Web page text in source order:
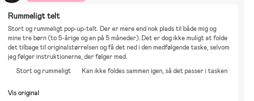
Rummeligt telt
Stort og rummeligt pop-up-telt. Der er mere end nok plads til både mig og
mine tre børn (to 5-årige og en på 5 måneder). Det er dog ikke muligt at folde
det tilbage til originalstørrelsen og få det ned i den medfølgende taske, selvom
jeg følger instruktionerne, der følger med.
Stort og rummeligt
Kan ikke foldes sammen igen, så det passer i tasken
Vis original